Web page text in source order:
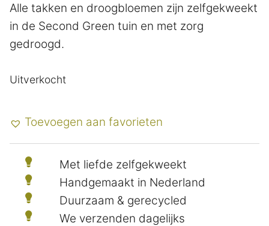
Alle takken en droogbloemen zijn zelfgekweekt
in de Second Green tuin en met zorg
gedroogd.
Uitverkocht
Toevoegen aan favorieten
Met liefde zelfgekweekt
Handgemaakt in Nederland
Duurzaam & gerecycled
We verzenden dagelijks